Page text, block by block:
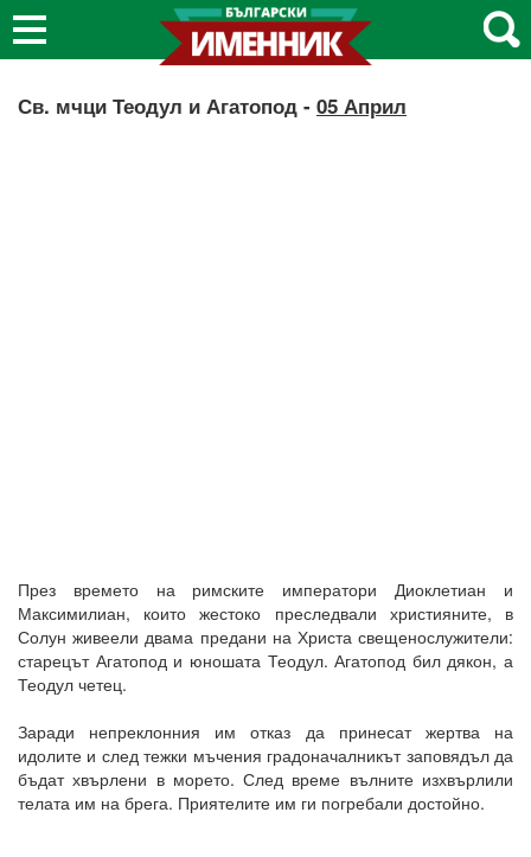
Св. мчци Теодул и Агатопод - 05 Април
През времето на римските императори Диоклетиан и
Максимилиан, които жестоко преследвали християните, в
Солун живеели двама предани на Христа свещенослужители:
старецът Агатопод и юношата Теодул. Агатопод бил дякон, а
Теодул четец.
Заради непреклонния им отказ да принесат жертва на
идолите и след тежки мъчения градоначалникът заповядъл да
бъдат хвърлени в морето. След време вълните изхвърлили
телата им на брега. Приятелите им ги погребали достойно.